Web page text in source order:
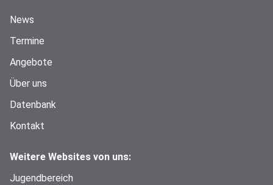
News
Termine
Angebote
Über uns
Datenbank
Kontakt
Weitere Websites von uns:
Jugendbereich